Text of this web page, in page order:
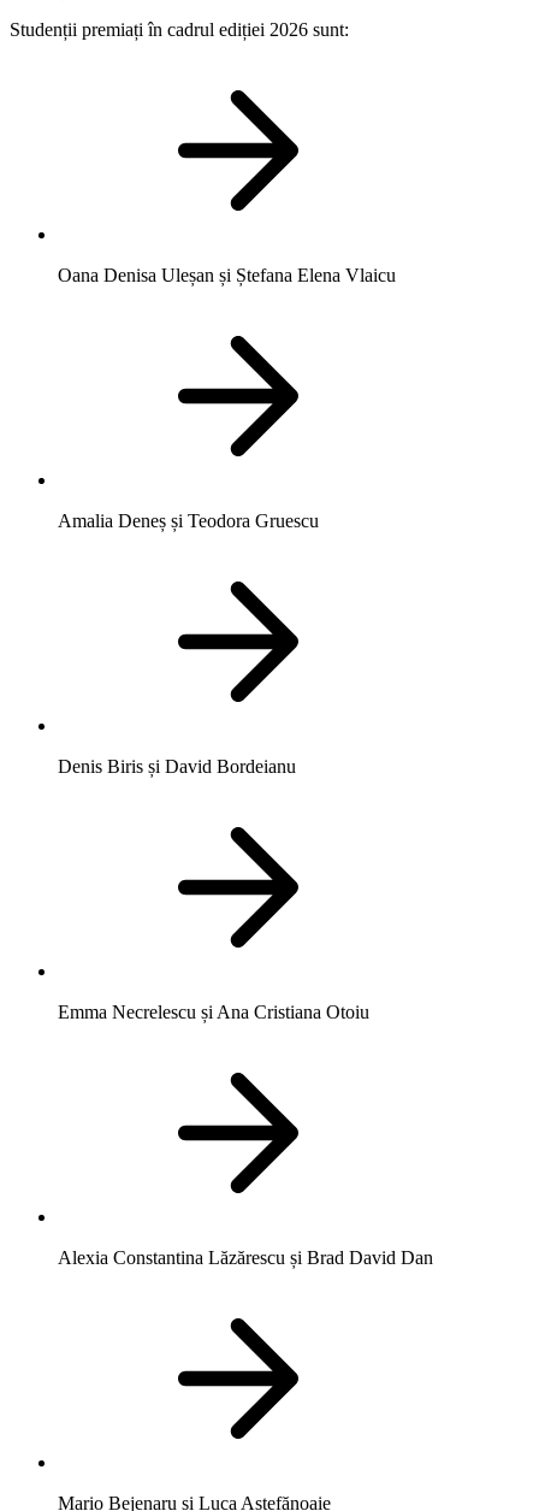
Studenții premiați în cadrul ediției 2026 sunt:
Oana Denisa Uleșan și Ștefana Elena Vlaicu
Amalia Deneș și Teodora Gruescu
Denis Biris și David Bordeianu
Emma Necrelescu și Ana Cristiana Otoiu
Alexia Constantina Lăzărescu și Brad David Dan
Mario Bejenaru și Luca Aștefănoaie